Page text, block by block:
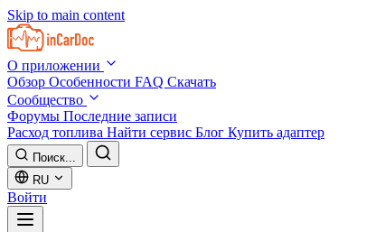
Skip to main content
О приложении
Обзор Особенности FAQ Скачать
Сообщество
Форумы Последние записи
Расход топлива Найти сервис Блог Купить адаптер
Поиск...
RU
Войти